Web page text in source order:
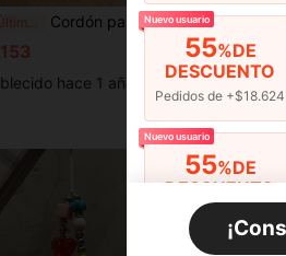
Cordón para teléfono con cuentas irregulares estilo corto, cadena de cuentas resistente para decoración de funda de teléfono, colgante llavero, accesorio de pulsera de cuentas de moda, cadena anti-pérdida para teléfono para mujeres para viajes al aire libre, regalo perfecto para vacaciones
hace 1 año
$1.890
Estimado
Nuevo usuario
55%DE
DESCUENTO
Pedidos de +$18.624
Nuevo usuario
55%DE
DESCUENTO
Pedidos de +$27.936
Nuevo usuario